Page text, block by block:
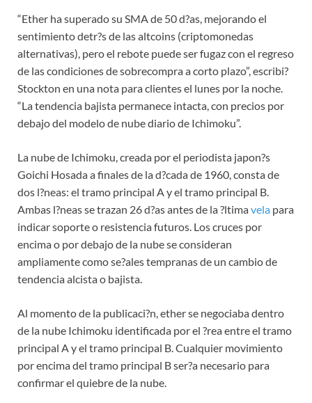
“Ether ha superado su SMA de 50 d?as, mejorando el
sentimiento detr?s de las altcoins (criptomonedas
alternativas), pero el rebote puede ser fugaz con el regreso
de las condiciones de sobrecompra a corto plazo”, escribi?
Stockton en una nota para clientes el lunes por la noche.
“La tendencia bajista permanece intacta, con precios por
debajo del modelo de nube diario de Ichimoku”.
La nube de Ichimoku, creada por el periodista japon?s
Goichi Hosada a finales de la d?cada de 1960, consta de
dos l?neas: el tramo principal A y el tramo principal B.
Ambas l?neas se trazan 26 d?as antes de la ?ltimavela para
indicar soporte o resistencia futuros. Los cruces por
encima o por debajo de la nube se consideran
ampliamente como se?ales tempranas de un cambio de
tendencia alcista o bajista.
Al momento de la publicaci?n, ether se negociaba dentro
de la nube Ichimoku identificada por el ?rea entre el tramo
principal A y el tramo principal B. Cualquier movimiento
por encima del tramo principal B ser?a necesario para
confirmar el quiebre de la nube.